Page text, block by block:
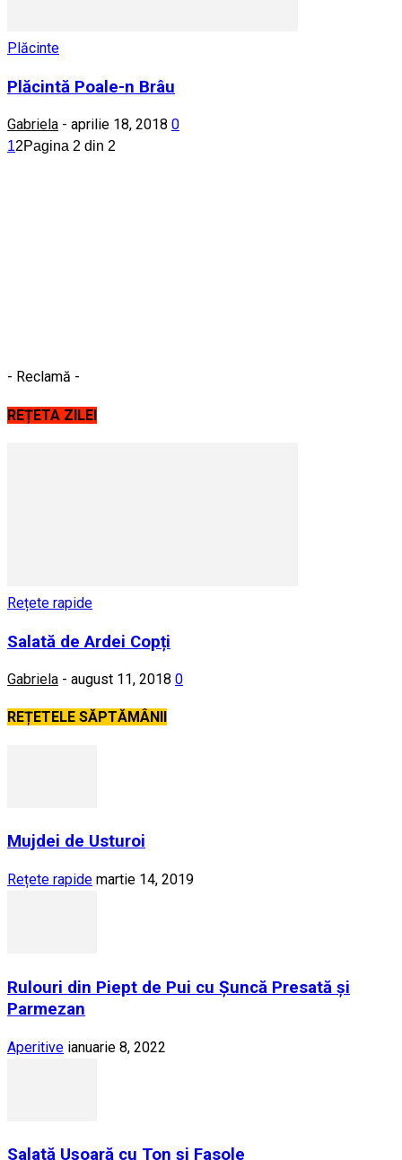
Plăcinte
Plăcintă Poale-n Brâu
Gabriela - aprilie 18, 2018 0
12Pagina 2 din 2
- Reclamă -
REȚETA ZILEI
Rețete rapide
Salată de Ardei Copți
Gabriela - august 11, 2018 0
REȚETELE SĂPTĂMÂNII
Mujdei de Usturoi
Rețete rapide martie 14, 2019
Rulouri din Piept de Pui cu Șuncă Presată și
Parmezan
Aperitive ianuarie 8, 2022
Salată Ușoară cu Ton și Fasole